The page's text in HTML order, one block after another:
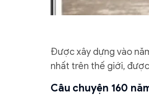
Được xây dựng vào
nhất trên thế giới,
Câu chuyện 160